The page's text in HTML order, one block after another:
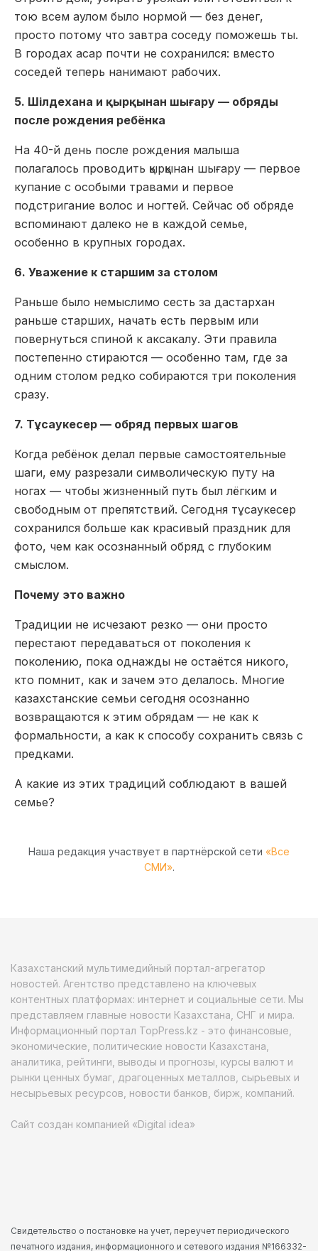
тою всем аулом было нормой — без денег,
просто потому что завтра соседу поможешь ты.
В городах асар почти не сохранился: вместо
соседей теперь нанимают рабочих.
5. Шілдехана и қырқынан шығару — обряды
после рождения ребёнка
На 40-й день после рождения малыша
полагалось проводить қырқынан шығару — первое
купание с особыми травами и первое
подстригание волос и ногтей. Сейчас об обряде
вспоминают далеко не в каждой семье,
особенно в крупных городах.
6. Уважение к старшим за столом
Раньше было немыслимо сесть за дастархан
раньше старших, начать есть первым или
повернуться спиной к аксакалу. Эти правила
постепенно стираются — особенно там, где за
одним столом редко собираются три поколения
сразу.
7. Тұсаукесер — обряд первых шагов
Когда ребёнок делал первые самостоятельные
шаги, ему разрезали символическую путу на
ногах — чтобы жизненный путь был лёгким и
свободным от препятствий. Сегодня тұсаукесер
сохранился больше как красивый праздник для
фото, чем как осознанный обряд с глубоким
смыслом.
Почему это важно
Традиции не исчезают резко — они просто
перестают передаваться от поколения к
поколению, пока однажды не остаётся никого,
кто помнит, как и зачем это делалось. Многие
казахстанские семьи сегодня осознанно
возвращаются к этим обрядам — не как к
формальности, а как к способу сохранить связь с
предками.
А какие из этих традиций соблюдают в вашей
семье?
Наша редакция участвует в партнёрской сети «Все
СМИ».
Казахстанский мультимедийный портал-агрегатор
новостей. Агентство представлено на ключевых
контентных платформах: интернет и социальные сети. Мы
представляем главные новости Казахстана, СНГ и мира.
Информационный портал TopPress.kz - это финансовые,
экономические, политические новости Казахстана,
аналитика, рейтинги, выводы и прогнозы, курсы валют и
рынки ценных бумаг, драгоценных металлов, сырьевых и
несырьевых ресурсов, новости банков, бирж, компаний.
Сайт создан компанией «Digital idea»
Свидетельство о постановке на учет, переучет периодического
печатного издания, информационного и сетевого издания №166332-